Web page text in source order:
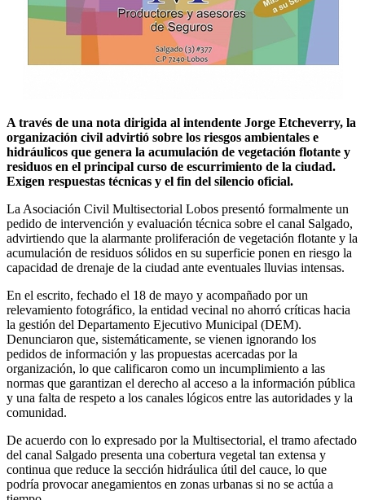
A través de una nota dirigida al intendente Jorge Etcheverry, la
organización civil advirtió sobre los riesgos ambientales e
hidráulicos que genera la acumulación de vegetación flotante y
residuos en el principal curso de escurrimiento de la ciudad.
Exigen respuestas técnicas y el fin del silencio oficial.
​La Asociación Civil Multisectorial Lobos presentó formalmente un
pedido de intervención y evaluación técnica sobre el canal Salgado,
advirtiendo que la alarmante proliferación de vegetación flotante y la
acumulación de residuos sólidos en su superficie ponen en riesgo la
capacidad de drenaje de la ciudad ante eventuales lluvias intensas.
​En el escrito, fechado el 18 de mayo y acompañado por un
relevamiento fotográfico, la entidad vecinal no ahorró críticas hacia
la gestión del Departamento Ejecutivo Municipal (DEM).
Denunciaron que, sistemáticamente, se vienen ignorando los
pedidos de información y las propuestas acercadas por la
organización, lo que calificaron como un incumplimiento a las
normas que garantizan el derecho al acceso a la información pública
y una falta de respeto a los canales lógicos entre las autoridades y la
comunidad.
​De acuerdo con lo expresado por la Multisectorial, el tramo afectado
del canal Salgado presenta una cobertura vegetal tan extensa y
continua que reduce la sección hidráulica útil del cauce, lo que
podría provocar anegamientos en zonas urbanas si no se actúa a